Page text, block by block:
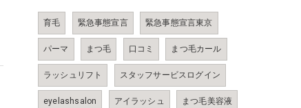
育毛 緊急事態宣言 緊急事態宣言東京
パーマ まつ毛 口コミ まつ毛カール
ラッシュリフト スタッフサービスログイン
eyelashsalon アイラッシュ まつ毛美容液